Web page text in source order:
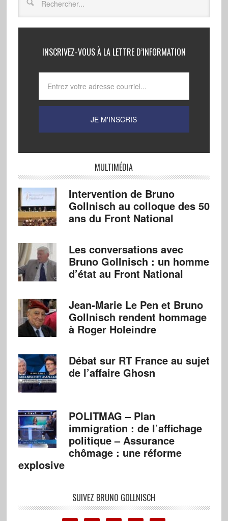
INSCRIVEZ-VOUS À LA LETTRE D’INFORMATION
MULTIMÉDIA
Intervention de Bruno
Gollnisch au colloque des 50
ans du Front National
Les conversations avec
Bruno Gollnisch : un homme
d’état au Front National
Jean-Marie Le Pen et Bruno
Gollnisch rendent hommage
à Roger Holeindre
Débat sur RT France au sujet
de l’affaire Ghosn
POLITMAG – Plan
immigration : de l’affichage
politique – Assurance
chômage : une réforme
explosive
SUIVEZ BRUNO GOLLNISCH